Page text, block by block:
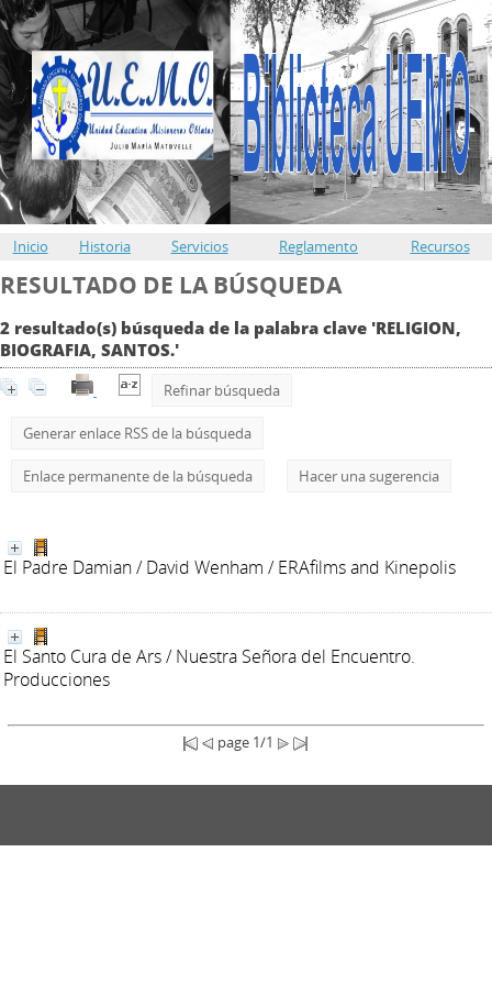
Inicio Historia Servicios Reglamento Recursos
RESULTADO DE LA BÚSQUEDA
2 resultado(s) búsqueda de la palabra clave 'RELIGION,
BIOGRAFIA, SANTOS.'
Refinar búsqueda
Generar enlace RSS de la búsqueda
Enlace permanente de la búsqueda Hacer una sugerencia
El Padre Damian/ David Wenham / ERAfilms and Kinepolis
El Santo Cura de Ars/ Nuestra Señora del Encuentro.
Producciones
page 1/1